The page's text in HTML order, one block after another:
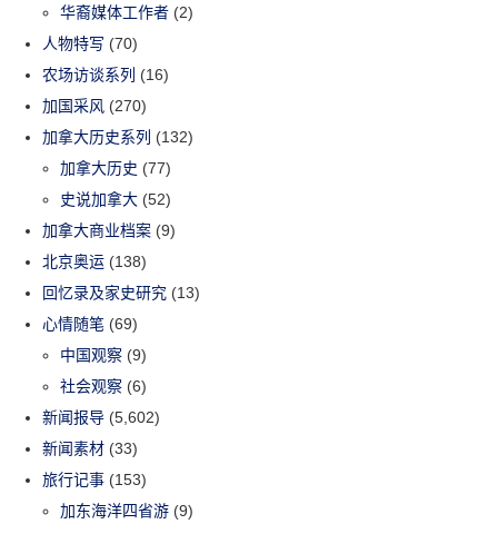
华裔媒体工作者 (2)
人物特写 (70)
农场访谈系列 (16)
加国采风 (270)
加拿大历史系列 (132)
加拿大历史 (77)
史说加拿大 (52)
加拿大商业档案 (9)
北京奥运 (138)
回忆录及家史研究 (13)
心情随笔 (69)
中国观察 (9)
社会观察 (6)
新闻报导 (5,602)
新闻素材 (33)
旅行记事 (153)
加东海洋四省游 (9)